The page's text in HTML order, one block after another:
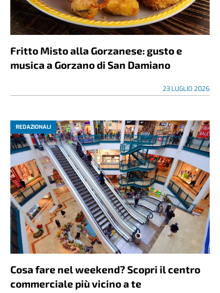
Fritto Misto alla Gorzanese: gusto e
musica a Gorzano di San Damiano
23 LUGLIO 2026
REDAZIONALI
Cosa fare nel weekend? Scopri il centro
commerciale più vicino a te